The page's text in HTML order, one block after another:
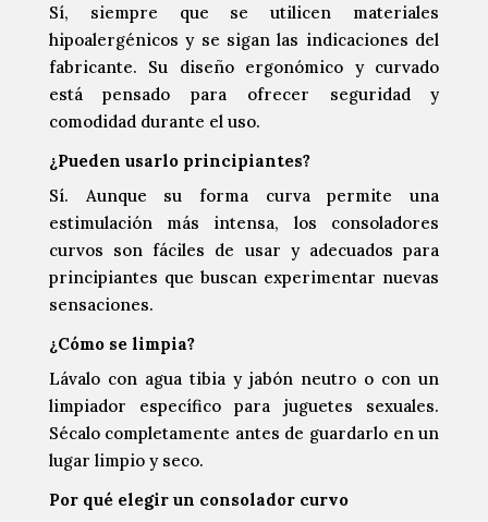
Sí, siempre que se utilicen materiales
hipoalergénicos y se sigan las indicaciones del
fabricante. Su diseño ergonómico y curvado
está pensado para ofrecer seguridad y
comodidad durante el uso.
¿Pueden usarlo principiantes?
Sí. Aunque su forma curva permite una
estimulación más intensa, los consoladores
curvos son fáciles de usar y adecuados para
principiantes que buscan experimentar nuevas
sensaciones.
¿Cómo se limpia?
Lávalo con agua tibia y jabón neutro o con un
limpiador específico para juguetes sexuales.
Sécalo completamente antes de guardarlo en un
lugar limpio y seco.
Por qué elegir un consolador curvo